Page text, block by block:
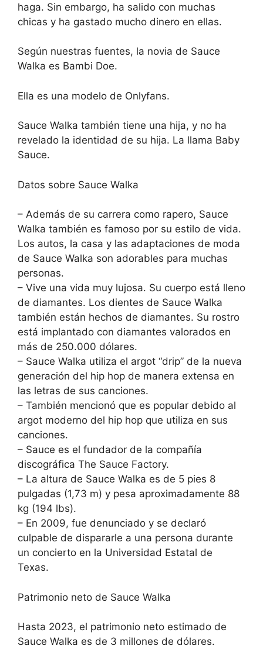
haga. Sin embargo, ha salido con muchas
chicas y ha gastado mucho dinero en ellas.
Según nuestras fuentes, la novia de Sauce
Walka es Bambi Doe.
Ella es una modelo de Onlyfans.
Sauce Walka también tiene una hija, y no ha
revelado la identidad de su hija. La llama Baby
Sauce.
Datos sobre Sauce Walka
– Además de su carrera como rapero, Sauce
Walka también es famoso por su estilo de vida.
Los autos, la casa y las adaptaciones de moda
de Sauce Walka son adorables para muchas
personas.
– Vive una vida muy lujosa. Su cuerpo está lleno
de diamantes. Los dientes de Sauce Walka
también están hechos de diamantes. Su rostro
está implantado con diamantes valorados en
más de 250.000 dólares.
– Sauce Walka utiliza el argot “drip” de la nueva
generación del hip hop de manera extensa en
las letras de sus canciones.
– También mencionó que es popular debido al
argot moderno del hip hop que utiliza en sus
canciones.
– Sauce es el fundador de la compañía
discográfica The Sauce Factory.
– La altura de Sauce Walka es de 5 pies 8
pulgadas (1,73 m) y pesa aproximadamente 88
kg (194 lbs).
– En 2009, fue denunciado y se declaró
culpable de dispararle a una persona durante
un concierto en la Universidad Estatal de
Texas.
Patrimonio neto de Sauce Walka
Hasta 2023, el patrimonio neto estimado de
Sauce Walka es de 3 millones de dólares.